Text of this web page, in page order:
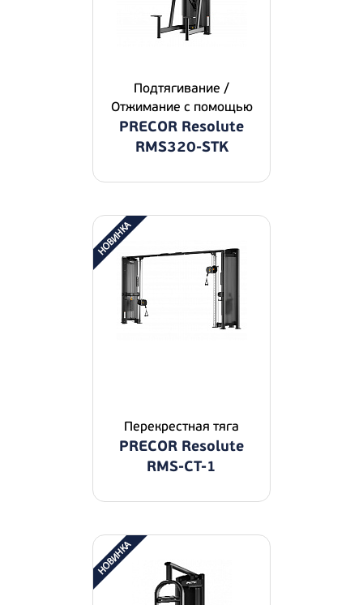
Подтягивание /
Отжимание с помощью
PRECOR Resolute
RMS320-STK
Перекрестная тяга
PRECOR Resolute
RMS-CT-1